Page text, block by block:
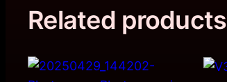
Related products